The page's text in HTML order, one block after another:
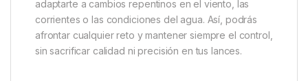
Perfecta para pescadores que practican carpfishing
o surfcasting, la bobina de repuesto te ofrece una